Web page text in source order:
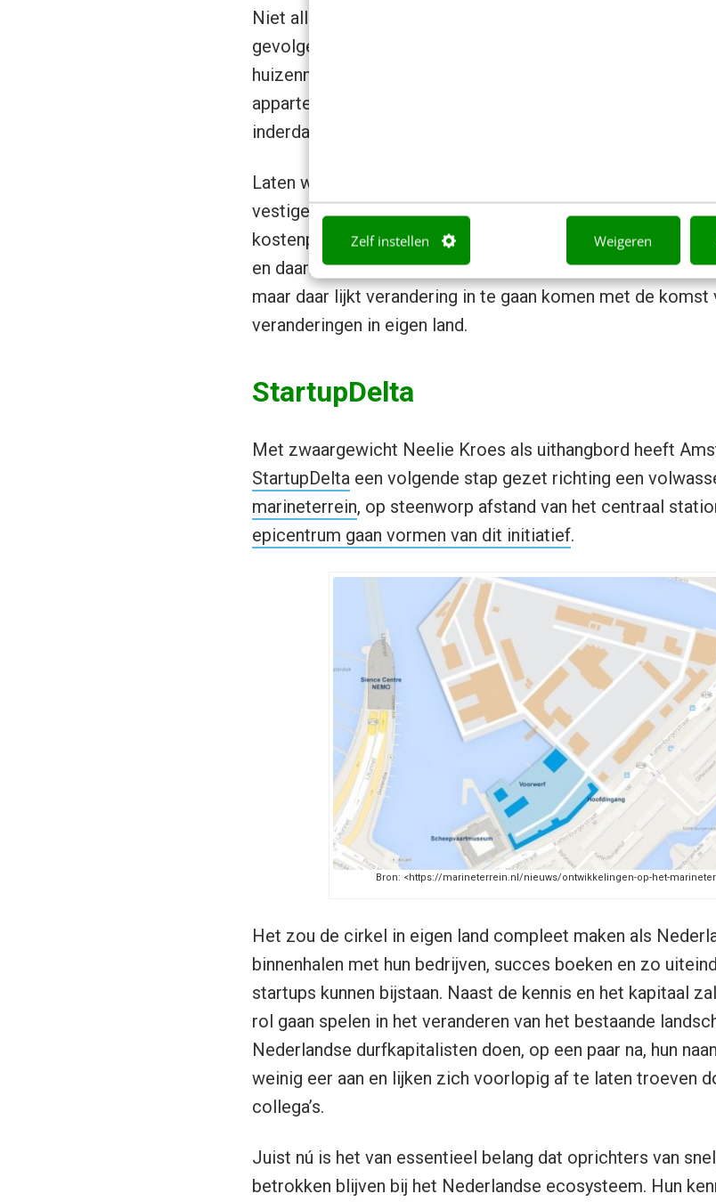
Zelf instellen Weigeren
Niet alleen worden oprichters en talenten binnen hun
gevolgen van de explosieve groei van het gebied, ook op
huizenmarkt in San Francisco barst namelijk letterlijk uit
appartement betaal je dan al snel een bedrag van
inderdaad.
Laten we hopen dat Nederland interessanter gaat worden
vestigen en vooral om er actief te blijven. De vergelijking
kostenplaatje voorlopig in het voordeel zijn van
en daarmee de investeerders zitten nog wel even aan de
maar daar lijkt verandering in te gaan komen met de
veranderingen in eigen land.
StartupDelta
Met zwaargewicht Neelie Kroes als uithangbord heeft
StartupDeltaeen volgende stap gezet richting een
marineterrein, op steenworp afstand van het centraal
epicentrum gaan vormen van dit initiatief.
Bron: <https://marineterrein.nl/nieuws/ontwikkelingen-op-het-
Het zou de cirkel in eigen land compleet maken als
binnenhalen met hun bedrijven, succes boeken en zo
startups kunnen bijstaan. Naast de kennis en het kapitaal
rol gaan spelen in het veranderen van het bestaande
Nederlandse durfkapitalisten doen, op een paar na, hun
weinig eer aan en lijken zich voorlopig af te laten troeven
collega’s.
Juist nú is het van essentieel belang dat oprichters van
betrokken blijven bij het Nederlandse ecosysteem. Hun